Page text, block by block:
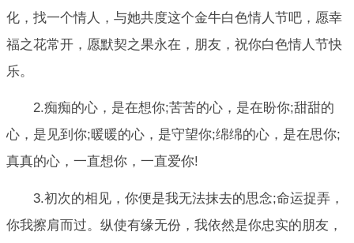
化，找一个情人，与她共度这个金牛白色情人节吧，愿幸
福之花常开，愿默契之果永在，朋友，祝你白色情人节快
乐。
2.痴痴的心，是在想你;苦苦的心，是在盼你;甜甜的
心，是见到你;暖暖的心，是守望你;绵绵的心，是在思你;
真真的心，一直想你，一直爱你!
3.初次的相见，你便是我无法抹去的思念;命运捉弄，
你我擦肩而过。纵使有缘无份，我依然是你忠实的朋友，